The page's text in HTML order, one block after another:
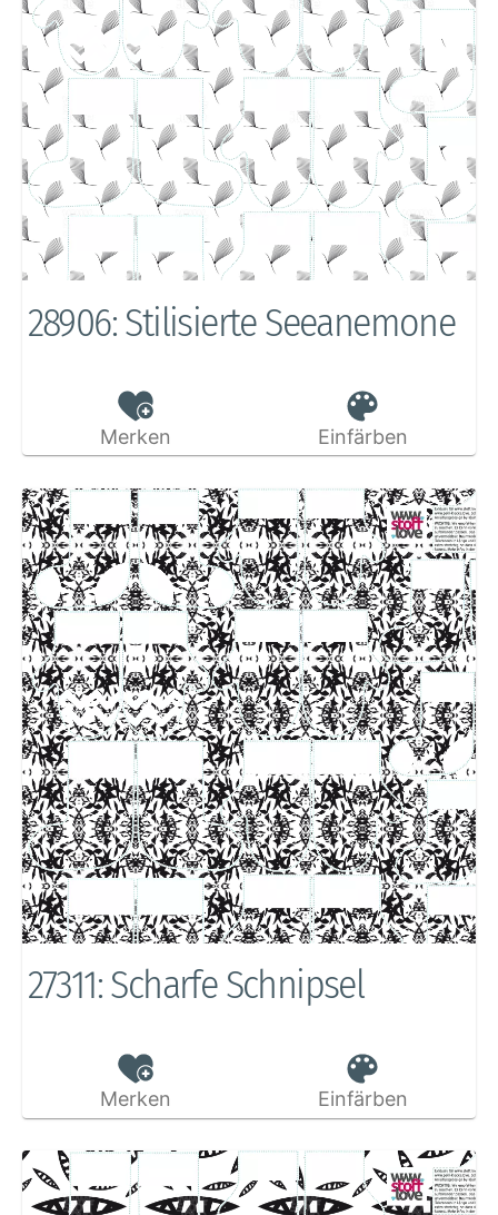
28906: Stilisierte Seeanemone
Merken Einfärben
27311: Scharfe Schnipsel
Merken Einfärben